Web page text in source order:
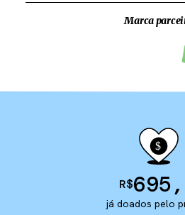
Marca
R$695,
já doados pelo